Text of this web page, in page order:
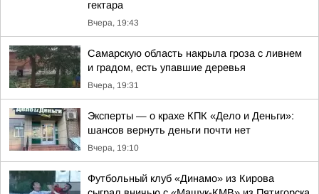
гектара
Вчера, 19:43
Самарскую область накрыла гроза с ливнем
и градом, есть упавшие деревья
Вчера, 19:31
Эксперты — о крахе КПК «Дело и Деньги»:
шансов вернуть деньги почти нет
Вчера, 19:10
Футбольный клуб «Динамо» из Кирова